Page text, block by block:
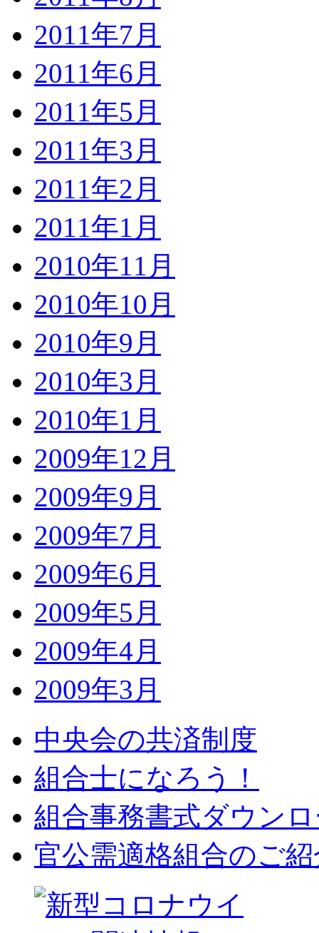
2011年7月
2011年6月
2011年5月
2011年3月
2011年2月
2011年1月
2010年11月
2010年10月
2010年9月
2010年3月
2010年1月
2009年12月
2009年9月
2009年7月
2009年6月
2009年5月
2009年4月
2009年3月
中央会の共済制度
組合士になろう！
組合事務書式ダウン
官公需適格組合のご